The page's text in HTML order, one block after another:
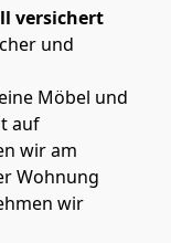
versichert
und
Möbel und
auf
wir am
Wohnung
wir